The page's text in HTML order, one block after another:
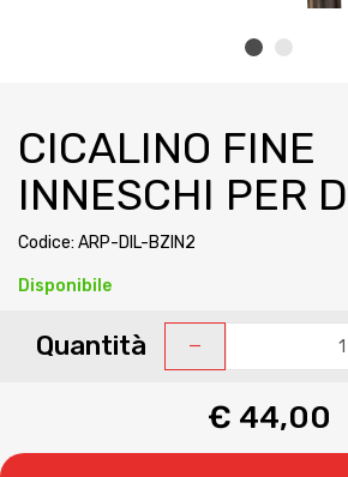
CICALINO FINE
INNESCHI PER
Codice: ARP-DIL-BZIN2
Disponibile
Quantità
€ 44,00